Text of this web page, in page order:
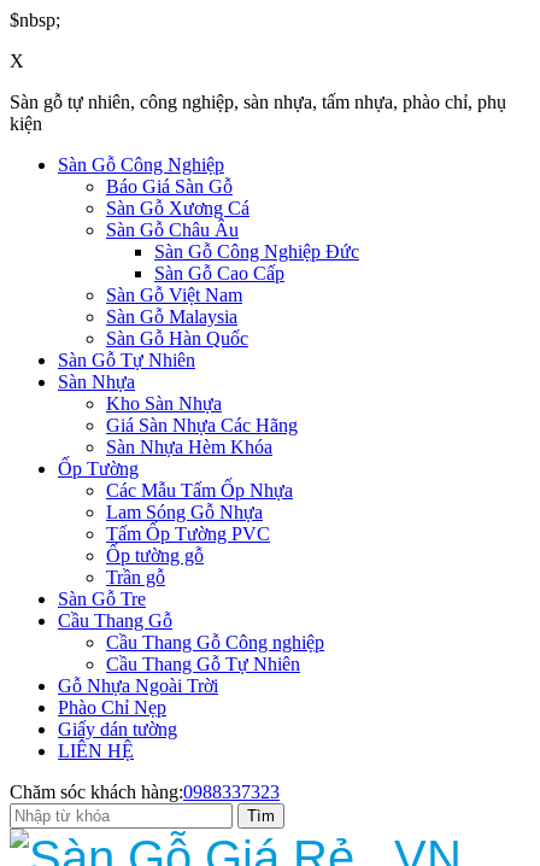
$nbsp;
X
Sàn gỗ tự nhiên, công nghiệp, sàn nhựa, tấm nhựa, phào chỉ, phụ
kiện
Sàn Gỗ Công Nghiệp
Báo Giá Sàn Gỗ
Sàn Gỗ Xương Cá
Sàn Gỗ Châu Âu
Sàn Gỗ Công Nghiệp Đức
Sàn Gỗ Cao Cấp
Sàn Gỗ Việt Nam
Sàn Gỗ Malaysia
Sàn Gỗ Hàn Quốc
Sàn Gỗ Tự Nhiên
Sàn Nhựa
Kho Sàn Nhựa
Giá Sàn Nhựa Các Hãng
Sàn Nhựa Hèm Khóa
Ốp Tường
Các Mẫu Tấm Ốp Nhựa
Lam Sóng Gỗ Nhựa
Tấm Ốp Tường PVC
Ốp tường gỗ
Trần gỗ
Sàn Gỗ Tre
Cầu Thang Gỗ
Cầu Thang Gỗ Công nghiệp
Cầu Thang Gỗ Tự Nhiên
Gỗ Nhựa Ngoài Trời
Phào Chỉ Nẹp
Giấy dán tường
LIÊN HỆ
Chăm sóc khách hàng:0988337323